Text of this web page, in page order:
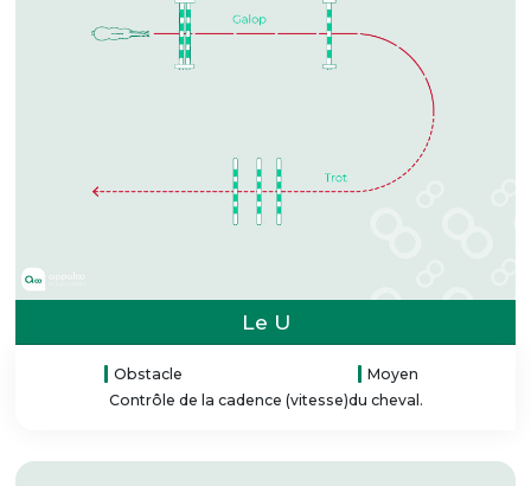
Le U
Obstacle
Moyen
Contrôle de la cadence (vitesse)du cheval.